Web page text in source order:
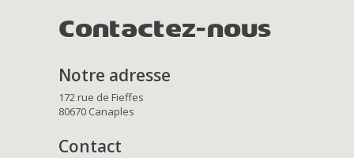
Contactez-nous
Notre adresse
172 rue de Fieffes
80670 Canaples
Contact